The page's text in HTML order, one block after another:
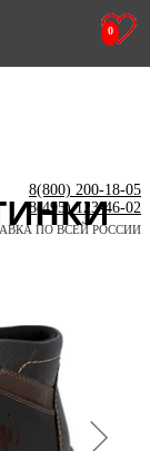
0
8(800) 200-18-05
8(495) 123-46-02
ПО ВСЕЙ РОССИИ